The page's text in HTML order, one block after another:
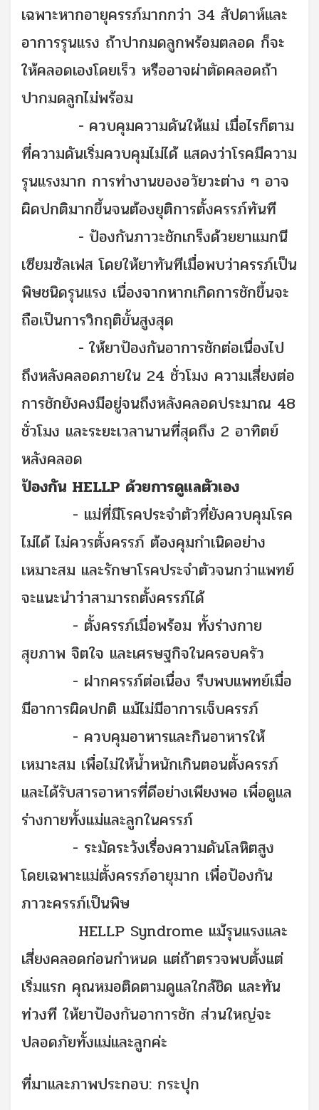
เฉพาะหากอายุครรภ์มากกว่า 34 สัปดาห์และ
อาการรุนแรง ถ้าปากมดลูกพร้อมตลอด ก็จะ
ให้คลอดเองโดยเร็ว หรืออาจผ่าตัดคลอดถ้า
ปากมดลูกไม่พร้อม
- ควบคุมความดันให้แม่ เมื่อไรก็ตาม
ที่ความดันเริ่มควบคุมไม่ได้ แสดงว่าโรคมีความ
รุนแรงมาก การทำงานของอวัยวะต่าง ๆ อาจ
ผิดปกติมากขึ้นจนต้องยุติการตั้งครรภ์ทันที
- ป้องกันภาวะชักเกร็งด้วยยาแมกนี
เซียมซัลเฟส โดยให้ยาทันทีเมื่อพบว่าครรภ์เป็น
พิษชนิดรุนแรง เนื่องจากหากเกิดการชักขึ้นจะ
ถือเป็นการวิกฤติขั้นสูงสุด
- ให้ยาป้องกันอาการชักต่อเนื่องไป
ถึงหลังคลอดภายใน 24 ชั่วโมง ความเสี่ยงต่อ
การชักยังคงมีอยู่จนถึงหลังคลอดประมาณ 48
ชั่วโมง และระยะเวลานานที่สุดถึง 2 อาทิตย์
หลังคลอด
ป้องกัน HELLP ด้วยการดูแลตัวเอง
- แม่ที่มีโรคประจำตัวที่ยังควบคุมโรค
ไม่ได้ ไม่ควรตั้งครรภ์ ต้องคุมกำเนิดอย่าง
เหมาะสม และรักษาโรคประจำตัวจนกว่าแพทย์
จะแนะนำว่าสามารถตั้งครรภ์ได้
- ตั้งครรภ์เมื่อพร้อม ทั้งร่างกาย
สุขภาพ จิตใจ และเศรษฐกิจในครอบครัว
- ฝากครรภ์ต่อเนื่อง รีบพบแพทย์เมื่อ
มีอาการผิดปกติ แม้ไม่มีอาการเจ็บครรภ์
- ควบคุมอาหารและกินอาหารให้
เหมาะสม เพื่อไม่ให้น้ำหนักเกินตอนตั้งครรภ์
และได้รับสารอาหารที่ดีอย่างเพียงพอ เพื่อดูแล
ร่างกายทั้งแม่และลูกในครรภ์
- ระมัดระวังเรื่องความดันโลหิตสูง
โดยเฉพาะแม่ตั้งครรภ์อายุมาก เพื่อป้องกัน
ภาวะครรภ์เป็นพิษ
HELLP Syndrome แม้รุนแรงและ
เสี่ยงคลอดก่อนกำหนด แต่ถ้าตรวจพบตั้งแต่
เริ่มแรก คุณหมอติดตามดูแลใกล้ชิด และทัน
ท่วงที ให้ยาป้องกันอาการชัก ส่วนใหญ่จะ
ปลอดภัยทั้งแม่และลูกค่ะ
ที่มาและภาพประกอบ: กระปุก